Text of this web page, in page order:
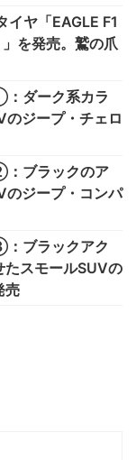
イヤ「EAGLE F1
を発売。鷲の爪
ダーク系カラ
のジープ・チェロ
ブラックのア
のジープ・コンパ
ブラックアク
たスモールSUVの
売